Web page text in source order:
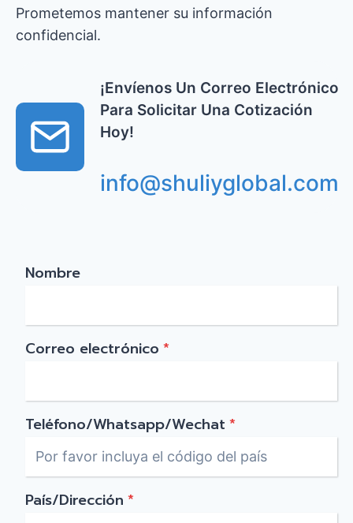
Prometemos mantener su información
confidencial.
¡Envíenos Un Correo Electrónico
Para Solicitar Una Cotización
Hoy!
info@shuliyglobal.com
Nombre
Correo electrónico *
Teléfono/Whatsapp/Wechat *
País/Dirección *